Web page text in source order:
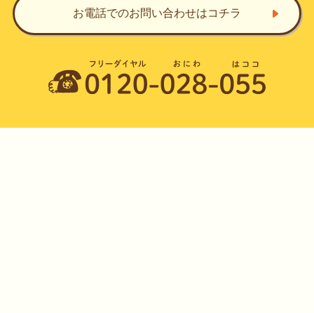
お電話でのお問い合わせはコチラ